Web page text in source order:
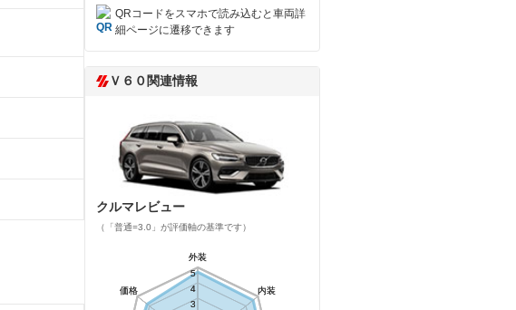
QRコードをスマホで読み込むと車両詳
細ページに遷移できます
Ｖ６０関連情報
クルマレビュー
（「普通=3.0」が評価軸の基準です）
外装
内装
価格
3
4
5
外装
内装
価格
3
4
5